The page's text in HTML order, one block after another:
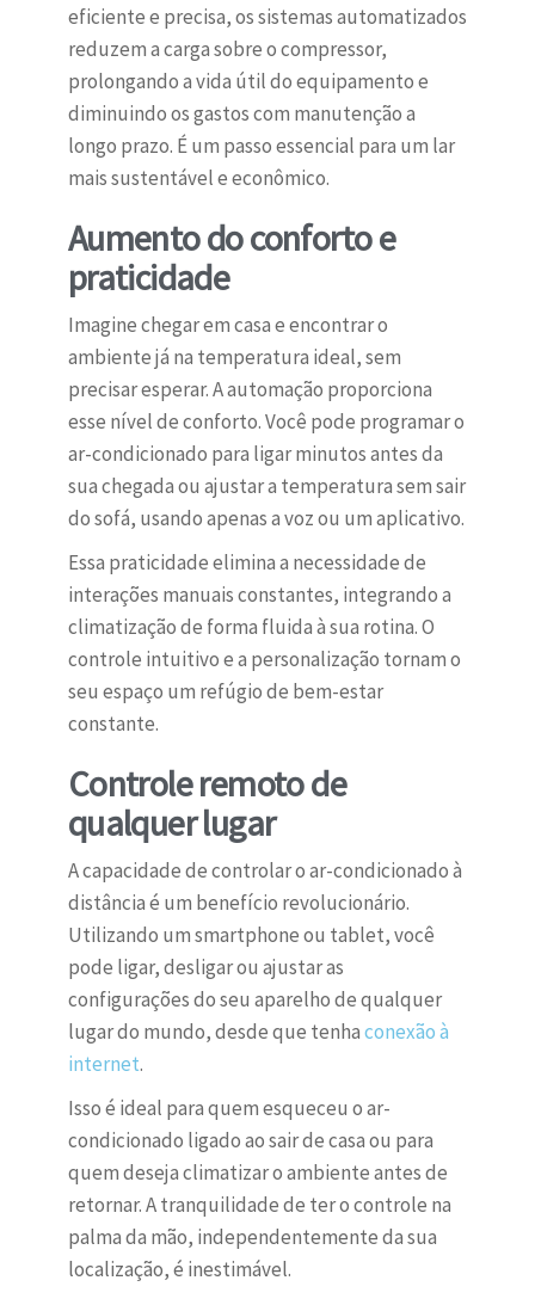
eficiente e precisa, os sistemas automatizados
reduzem a carga sobre o compressor,
prolongando a vida útil do equipamento e
diminuindo os gastos com manutenção a
longo prazo. É um passo essencial para um lar
mais sustentável e econômico.
Aumento do conforto e
praticidade
Imagine chegar em casa e encontrar o
ambiente já na temperatura ideal, sem
precisar esperar. A automação proporciona
esse nível de conforto. Você pode programar o
ar-condicionado para ligar minutos antes da
sua chegada ou ajustar a temperatura sem sair
do sofá, usando apenas a voz ou um aplicativo.
Essa praticidade elimina a necessidade de
interações manuais constantes, integrando a
climatização de forma fluida à sua rotina. O
controle intuitivo e a personalização tornam o
seu espaço um refúgio de bem-estar
constante.
Controle remoto de
qualquer lugar
A capacidade de controlar o ar-condicionado à
distância é um benefício revolucionário.
Utilizando um smartphone ou tablet, você
pode ligar, desligar ou ajustar as
configurações do seu aparelho de qualquer
lugar do mundo, desde que tenhaconexão à
internet.
Isso é ideal para quem esqueceu o ar-
condicionado ligado ao sair de casa ou para
quem deseja climatizar o ambiente antes de
retornar. A tranquilidade de ter o controle na
palma da mão, independentemente da sua
localização, é inestimável.